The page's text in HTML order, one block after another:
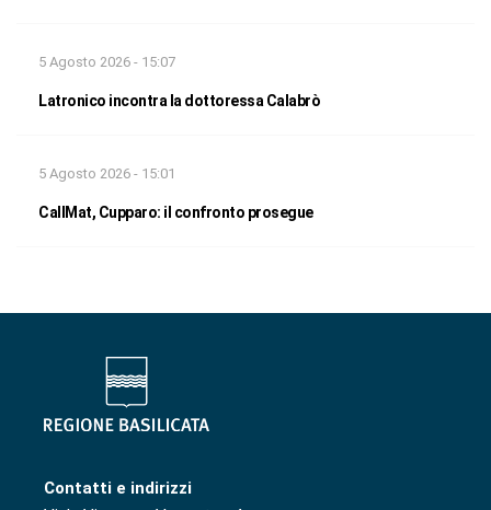
5 Agosto 2026 - 15:07
Latronico incontra la dottoressa Calabrò
5 Agosto 2026 - 15:01
CallMat, Cupparo: il confronto prosegue
Contatti e indirizzi